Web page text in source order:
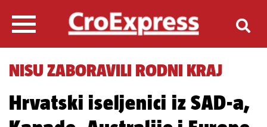
NISU ZABORAVILI RODNI KRAJ
Hrvatski iseljenici iz SAD-a,